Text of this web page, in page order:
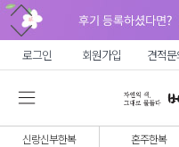
로그인 회원가입 견적문
신랑신부한복 혼주한복